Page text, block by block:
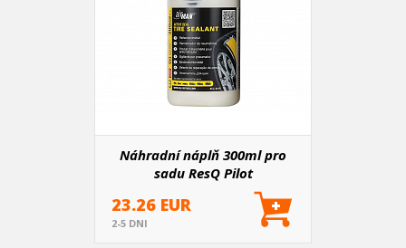
Náhradní náplň 300ml pro
sadu ResQ Pilot
23.26 EUR
2-5 DNI